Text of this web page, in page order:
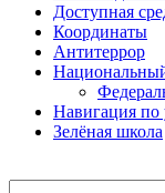
Доступная
Координаты
Антитеррор
Навигация
Зелёная школа